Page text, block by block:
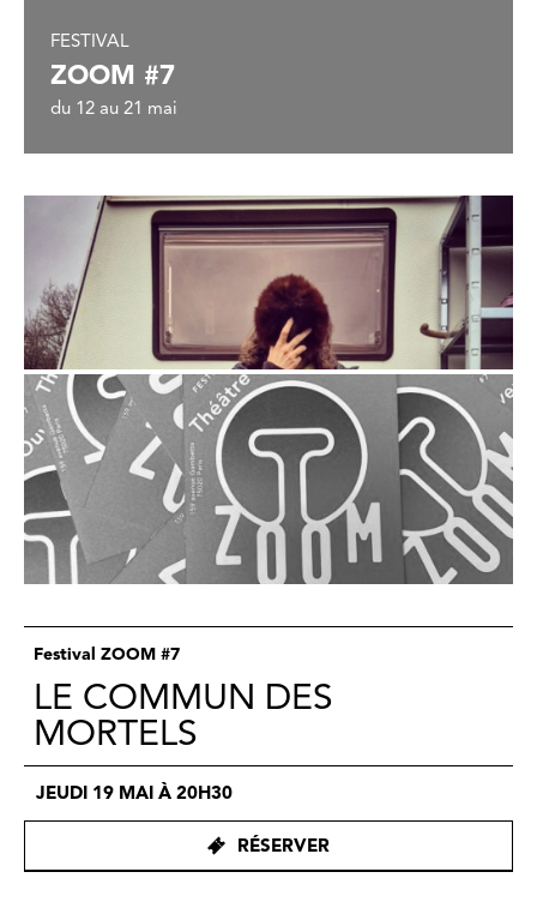
FESTIVAL
ZOOM #7
du 12 au 21 mai
Festival ZOOM #7
LE COMMUN DES
MORTELS
JEUDI 19 MAI À 20H30
RÉSERVER